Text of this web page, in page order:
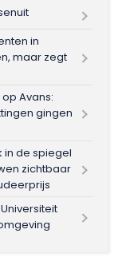
in
maar zegt
Avans:
gingen
in de spiegel
zichtbaar